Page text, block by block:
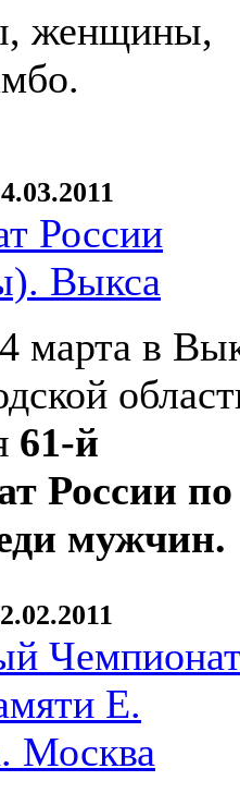
женщины,
России
Выкса
марта в
61-й
России по
мужчин.
Е.
Москва